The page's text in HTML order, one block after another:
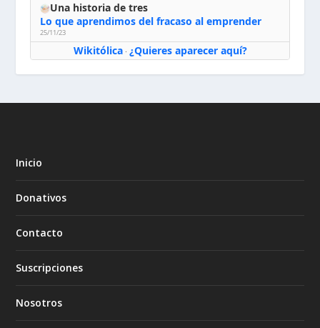
Una historia de tres
Lo que aprendimos del fracaso al emprender
25/11/23
Wikitólica· ¿Quieres aparecer aquí?
Inicio
Donativos
Contacto
Suscripciones
Nosotros